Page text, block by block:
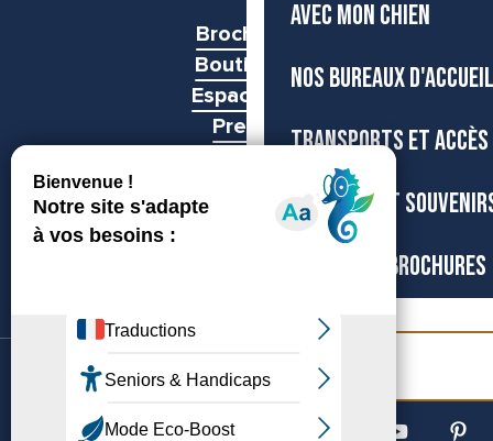
AVEC MON CHIEN
NOS BUREAUX D'ACCUEIL
TRANSPORTS ET ACCÈS
BOUTIQUE ET
CARTES ET BROCHURES
Brochures
Boutiques
Espace pro
Presse
©Archipel de Thau, 2026Accessibilité Mentions légales